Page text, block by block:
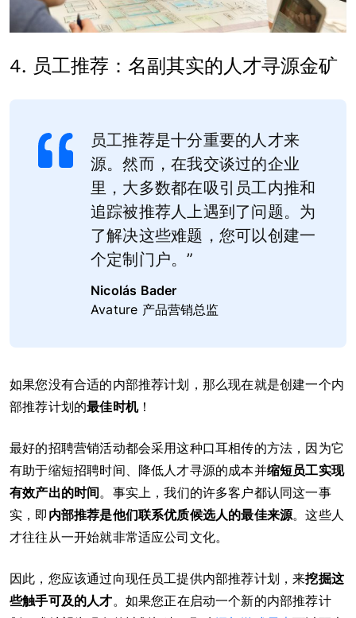
4. 员工推荐：名副其实的人才寻源金矿
员工推荐是十分重要的人才来
源。然而，在我交谈过的企业
里，大多数都在吸引员工内推和
追踪被推荐人上遇到了问题。为
了解决这些难题，您可以创建一
个定制门户。”
Nicolás Bader
Avature 产品营销总监
如果您没有合适的内部推荐计划，那么现在就是创建一个内
部推荐计划的最佳时机！
最好的招聘营销活动都会采用这种口耳相传的方法，因为它
有助于缩短招聘时间、降低人才寻源的成本并缩短员工实现
有效产出的时间。事实上，我们的许多客户都认同这一事
实，即 内部推荐是他们联系优质候选人的最佳来源。这些人
才往往从一开始就非常适应公司文化。
因此，您应该通过向现任员工提供内部推荐计划，来挖掘这
些触手可及的人才。如果您正在启动一个新的内部推荐计